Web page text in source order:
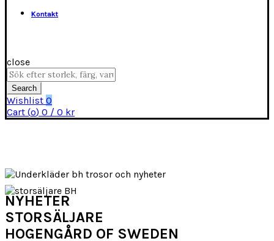
Kontakt
close
Search
for:
Search
Wishlist 0
Cart (o) 0 / 0 kr
NYHETER
STORSÄLJARE
HOGENGÅRD OF SWEDEN